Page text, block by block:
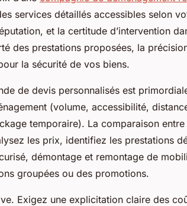
services détaillés accessibles selon
et la certitude d’intervention
des prestations proposées, la
la sécurité de vos biens.
de devis personnalisés est
(volume, accessibilité,
temporaire). La comparaison
les prix, identifiez les prestations
démontage et remontage de
groupées ou des promotions.
Exigez une explicitation claire des